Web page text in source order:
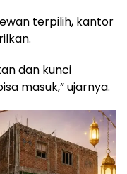
terpilih, kantor
dan kunci
masuk,” ujarnya.